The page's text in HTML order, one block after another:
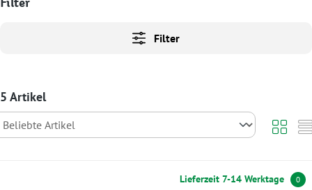
Filter
Artikel
Lieferzeit 7-14 Werktage 0